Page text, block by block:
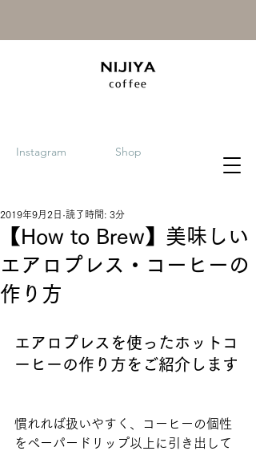
Instagram Shop
【How to Brew】美味しい
エアロプレス・コーヒーの
作り方
2019年9月2日 読了時間: 3分
エアロプレスを使ったホットコ
ーヒーの作り方をご紹介します
慣れれば扱いやすく、コーヒーの個性
をペーパードリップ以上に引き出して